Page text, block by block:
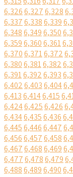
6,3266,3276,328
6,3376,3386,339
6,3486,3496,350
6,3596,3606,361
6,3706,3716,372
6,3806,3816,382
6,3916,3926,393
6,4026,4036,404
6,4136,4146,415
6,4246,4256,426
6,4346,4356,436
6,4456,4466,447
6,4566,4576,458
6,4676,4686,469
6,4776,4786,479
6,4886,4896,490